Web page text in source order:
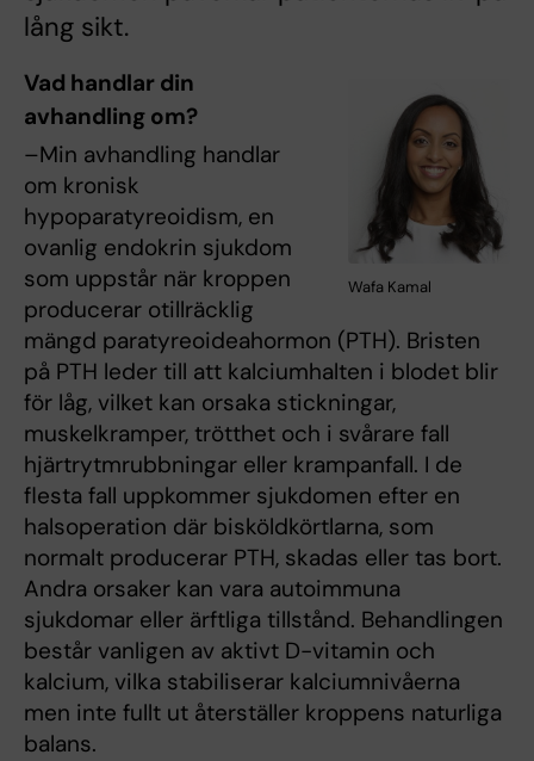
lång sikt.
Wafa Kamal
Vad handlar din
avhandling om?
–Min avhandling handlar
om kronisk
hypoparatyreoidism, en
ovanlig endokrin sjukdom
som uppstår när kroppen
producerar otillräcklig
mängd paratyreoideahormon (PTH). Bristen
på PTH leder till att kalciumhalten i blodet blir
för låg, vilket kan orsaka stickningar,
muskelkramper, trötthet och i svårare fall
hjärtrytmrubbningar eller krampanfall. I de
flesta fall uppkommer sjukdomen efter en
halsoperation där bisköldkörtlarna, som
normalt producerar PTH, skadas eller tas bort.
Andra orsaker kan vara autoimmuna
sjukdomar eller ärftliga tillstånd. Behandlingen
består vanligen av aktivt D-vitamin och
kalcium, vilka stabiliserar kalciumnivåerna
men inte fullt ut återställer kroppens naturliga
balans.